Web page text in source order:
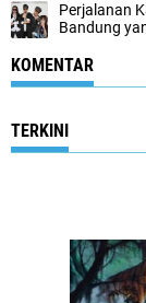
Perjalanan
Bandung
KOMENTAR
TERKINI